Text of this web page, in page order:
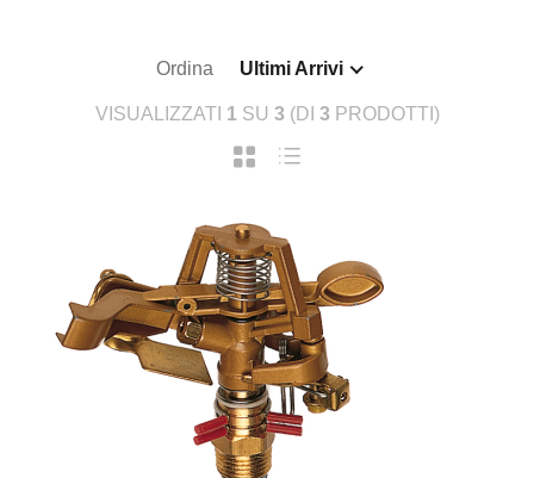
Ordina Ultimi Arrivi
VISUALIZZATI 1 SU 3 (DI 3 PRODOTTI)